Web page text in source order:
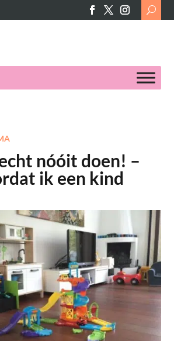
Search
for:
nóóit doen! –
ik een kind